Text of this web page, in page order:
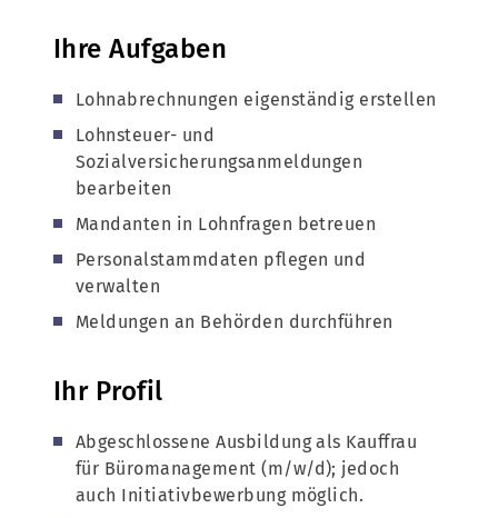
Ihre Aufgaben
Lohnabrechnungen eigenständig erstellen
Lohnsteuer- und
Sozialversicherungsanmeldungen
bearbeiten
Mandanten in Lohnfragen betreuen
Personalstammdaten pflegen und
verwalten
Meldungen an Behörden durchführen
Ihr Profil
Abgeschlossene Ausbildung als Kauffrau
für Büromanagement (m/w/d); jedoch
auch Initiativbewerbung möglich.